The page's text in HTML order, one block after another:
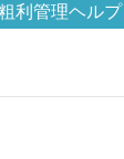
利管理ヘルプ